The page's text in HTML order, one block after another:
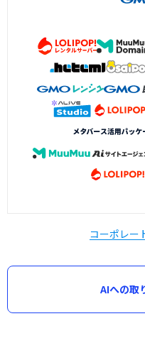
コーポレー
AIへの取